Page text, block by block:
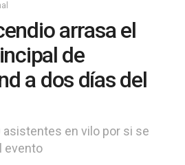
arrasa el
de
a dos días del
asistentes en vilo por si se
evento